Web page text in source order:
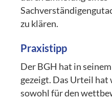
zu klären.
Praxistipp
Der BGH hat in
gezeigt. Das Urteil
sowohl für den